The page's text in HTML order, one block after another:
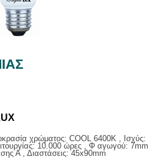
χρώματος: COOL 6400K , Ισχύς:
10.000 ώρες , Φ αγωγού: 7mm
Α , Διαστάσεις: 45x90mm